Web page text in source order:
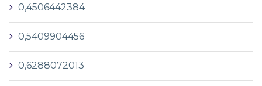
0,4506442384
0,5409904456
0,6288072013